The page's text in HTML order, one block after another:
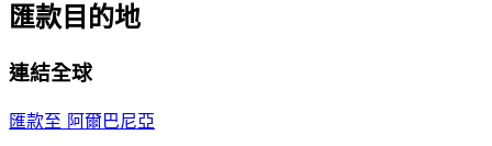
匯款目的地
連結全球
匯款至 阿爾巴尼亞